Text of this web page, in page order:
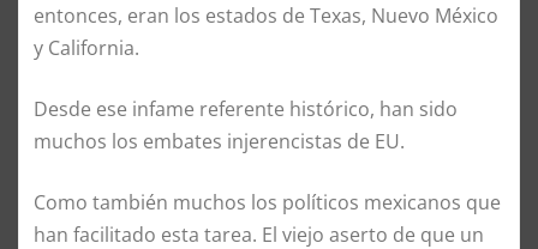
entonces, eran los estados de Texas, Nuevo México
y California.
Desde ese infame referente histórico, han sido
muchos los embates injerencistas de EU.
Como también muchos los políticos mexicanos que
han facilitado esta tarea. El viejo aserto de que un